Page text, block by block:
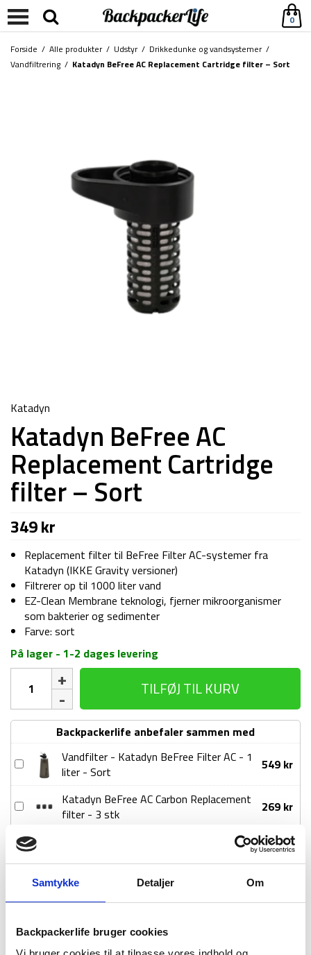
Samtykke Detaljer Om
Backpackerlife bruger cookies
0
Forside / Alle produkter/ Udstyr/ Drikkedunke og vandsystemer/
Vandfiltrering / Katadyn BeFree AC Replacement Cartridge filter – Sort
Katadyn
Katadyn BeFree AC
Replacement Cartridge
filter – Sort
349kr
Replacement filter til BeFree Filter AC-systemer fra
Katadyn (IKKE Gravity versioner)
Filtrerer op til 1000 liter vand
EZ-Clean Membrane teknologi, fjerner mikroorganismer
som bakterier og sedimenter
Farve: sort
På lager - 1-2 dages levering
BeFree
AC
Replacement
Cartridge
Sort
TILFØJ TIL KURV
Backpackerlife anbefaler sammen med
Vandfilter
BeFree
AC
-
liter
-
Vandfilter - Katadyn BeFree Filter AC - 1
liter - Sort
549 kr
Katadyn
AC
Carbon
Replacement
filter
-
stk
Katadyn BeFree AC Carbon Replacement
filter - 3 stk
269 kr
levering
499 kr
100 dages
returret